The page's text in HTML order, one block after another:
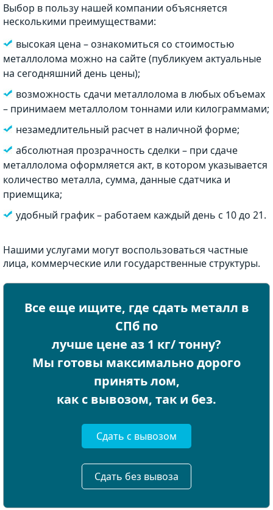
Выбор в пользу нашей компании объясняется
несколькими преимуществами:
высокая цена – ознакомиться со стоимостью
металлолома можно на сайте (публикуем актуальные
на сегодняшний день цены);
возможность сдачи металлолома в любых объемах
– принимаем металлолом тоннами или килограммами;
незамедлительный расчет в наличной форме;
абсолютная прозрачность сделки – при сдаче
металлолома оформляется акт, в котором указывается
количество металла, сумма, данные сдатчика и
приемщика;
удобный график – работаем каждый день с 10 до 21.
Нашими услугами могут воспользоваться частные
лица, коммерческие или государственные структуры.
Все еще ищите, где сдать металл в
СПб по
лучше цене аз 1 кг/ тонну?
Мы готовы максимально дорого
принять лом,
как с вывозом, так и без.
Сдать с вывозом
Сдать без вывоза